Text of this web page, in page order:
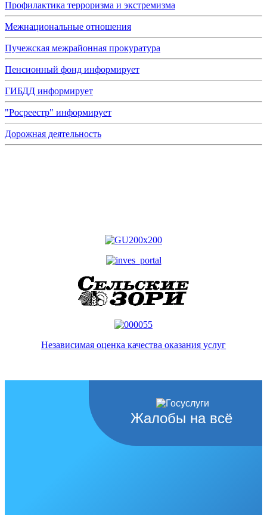
Профилактика терроризма и экстремизма
Межнациональные отношения
Пучежская межрайонная прокуратура
Пенсионный фонд информирует
ГИБДД информирует
"Росреестр" информирует
Дорожная деятельность
Независимая оценка качества оказания услуг
Жалобы на всё